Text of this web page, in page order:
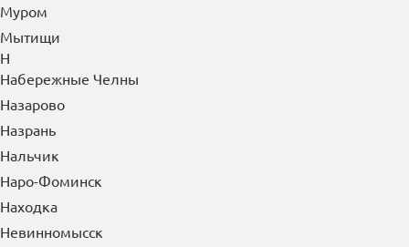
Муром
Мытищи
Н
Набережные Челны
Назарово
Назрань
Нальчик
Наро-Фоминск
Находка
Невинномысск